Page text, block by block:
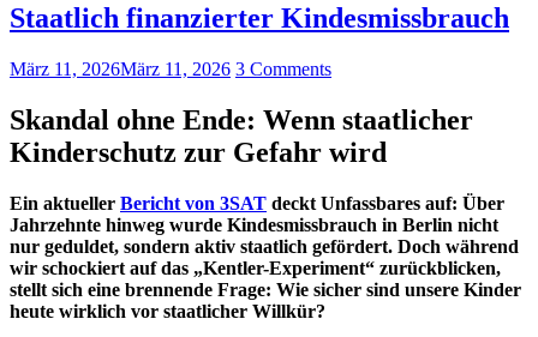
Staatlich finanzierter Kindesmissbrauch
März 11, 2026März 11, 2026 3 Comments
Skandal ohne Ende: Wenn staatlicher
Kinderschutz zur Gefahr wird
Ein aktueller Bericht von 3SAT deckt Unfassbares auf: Über
Jahrzehnte hinweg wurde Kindesmissbrauch in Berlin nicht
nur geduldet, sondern aktiv staatlich gefördert. Doch während
wir schockiert auf das „Kentler-Experiment“ zurückblicken,
stellt sich eine brennende Frage: Wie sicher sind unsere Kinder
heute wirklich vor staatlicher Willkür?